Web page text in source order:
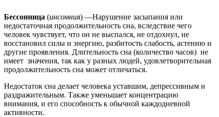
Бессонница (инсомния) —Нарушение засыпания или
недостаточная продолжительность сна, вследствие чего
человек чувствует, что он не выспался, не отдохнул, не
восстановил силы и энергию, разбитость слабость, астению и
другие проявления. Длительность сна (количество часов) не
имеет значения, так как у разных людей, удовлетворительная
продолжительность сна может отличаться.
Недостаток сна делает человека уставшим, депрессивным и
раздражительным. Также уменьшает концентрацию
внимания, и его способность к обычной каждодневной
активности.